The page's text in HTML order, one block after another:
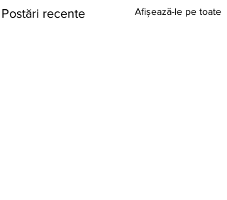
Postări recente Afișează-le pe toate